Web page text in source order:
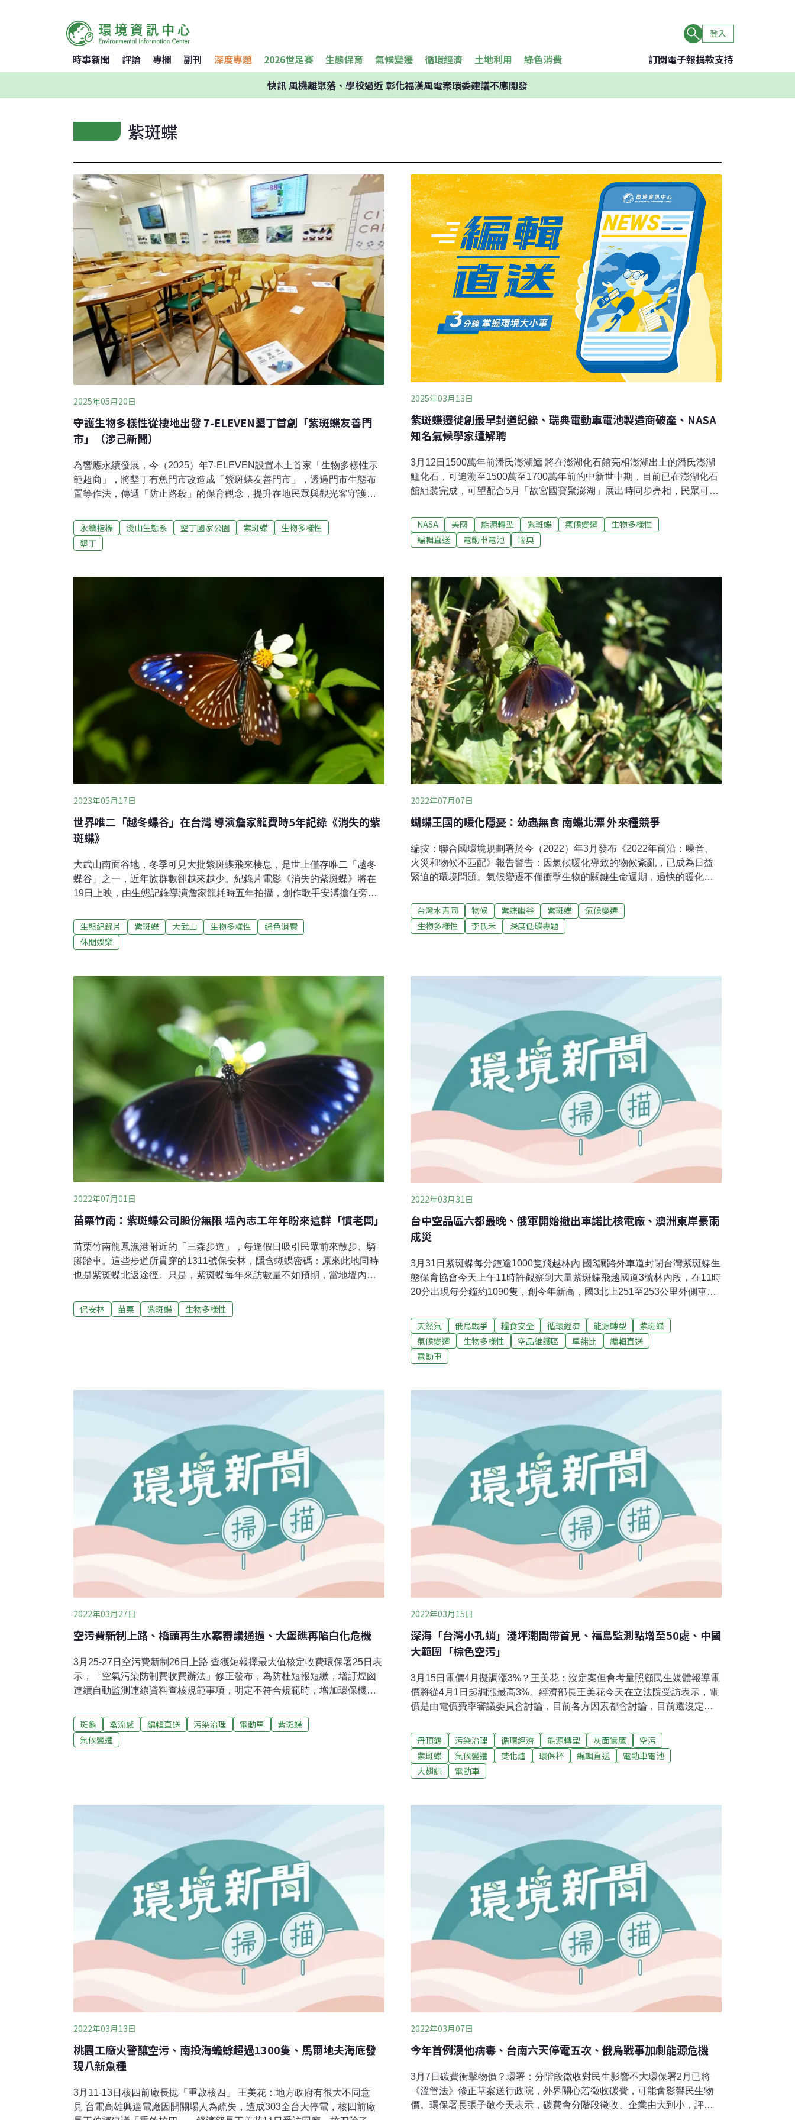
登入
時事新聞 評論 專欄 副刊 深度專題 2026世足賽 生態保育 氣候變遷 循環經濟 土地利用 綠色消費 訂閱電子報捐款支持
快訊風機離聚落、學校過近 彰化福漢風電案環委建議不應開發
紫斑蝶
2025年05月20日
守護生物多樣性從棲地出發 7-ELEVEN墾丁首創「紫斑蝶友善門
市」（涉己新聞）
為響應永續發展，今（2025）年7-ELEVEN設置本土首家「生物多樣性示
範超商」，將墾丁有魚門市改造成「紫斑蝶友善門市」，透過門市生態布
置等作法，傳遞「防止路殺」的保育觀念，提升在地民眾與觀光客守護紫
ELEVEN發佈新聞稿指出，根據台灣紫斑蝶生態保育協會資料，台灣紫斑
蝶為墾丁地區關注物種，每年5、6月為遷徙高峰，每分鐘會有逾千隻紫斑
蝶飛越馬路，若不加以保護，恐會導致路殺發生。而經過專業團隊的盤
地民眾與觀光客對守護紫斑蝶意識，7-ELEVEN將有魚門市改造成本土首
念。具體回應聯合國永續指標「SDG15陸域生態」，落實生物多樣性。7-E
永續指標 淺山生態系 墾丁國家公園 紫斑蝶
生物多樣性
墾丁
2025年03月13日
紫斑蝶遷徙創最早封道紀錄、瑞典電動車電池製造商破產、NASA
知名氣候學家遭解聘
3月12日1500萬年前潘氏澎湖鱷 將在澎湖化石館亮相澎湖出土的潘氏澎湖
鱷化石，可追溯至1500萬至1700萬年前的中新世中期，目前已在澎湖化石
館組裝完成，可望配合5月「故宮國寶聚澎湖」展出時同步亮相，民眾可一
每分鐘最多達696隻時節越接近清明節，也進入紫斑蝶遷徙季，而在雲林林
內的觸口，12日上午出現平均每分鐘319隻，甚至10時還達到每分鐘696
隻，是2025年以來的最大量。高公局也緊急將國道3號北上林內路段外側車
出沒，是否是棲地受到干擾，引發外界討論。（公視新聞網報導）
NASA 美國 能源轉型 紫斑蝶 氣候變遷
生物多樣性
編輯直送
電動車電池 瑞典
2023年05月17日
世界唯二「越冬蝶谷」在台灣 導演詹家龍費時5年記錄《消失的紫
斑蝶》
大武山南面谷地，冬季可見大批紫斑蝶飛來棲息，是世上僅存唯二「越冬
蝶谷」之一，近年族群數卻越來越少。紀錄片電影《消失的紫斑蝶》將在
19日上映，由生態記錄導演詹家龍耗時五年拍攝，創作歌手安溥擔任旁
紫斑蝶是台灣常見物種，卻像家人一樣易被忽視，不能等到快失去才採取
行動。世界唯二越冬蝴蝶族群已衰減 追蝶導演籲珍視消失中的紫斑蝶紫斑
蝶是台灣中低海拔常見的蝴蝶，前翅背面呈紫色，上頭的鱗片色彩會隨角
會一起飛往大武山南側避冬，是除了墨西哥帝王斑蝶外，僅存世上的「越
冬型蝴蝶」。但近年因人為開發及氣候變遷，紫斑蝶面臨生存危機，族群
數量大幅衰減。紀錄片電影《消失的紫斑蝶》19日在全台戲院上映，昨
（16）日舉辦特映會，詹家龍及來自聖露西亞的妻子、內政部長林右昌都
出席觀影，聖露西亞大使路易斯
生態紀錄片 紫斑蝶 大武山 生物多樣性
綠色消費
休閒娛樂
2022年07月07日
蝴蝶王國的暖化隱憂：幼蟲無食 南蝶北漂 外來種競爭
編按：聯合國環境規劃署於今（2022）年3月發布《2022年前沿：噪音、
火災和物候不匹配》報告警告：因氣候暖化導致的物候紊亂，已成為日益
緊迫的環境問題。氣候變遷不僅衝擊生物的關鍵生命週期，過快的暖化速
生產帶來影響。本「物候系列專欄」特邀各領域專家學者，介紹與說明台
灣當前面臨的物候變化。近年來，氣候變遷不僅是學術界關注的問題，也
是影響人類及萬物生息的因素。我們都能察覺和過去相比，氣候改變為現
少，分布擴大或萎縮等現象。氣候變遷下 蝶類遭遇受全球學界關注 向來受
台灣水青岡 物候 紫蝶幽谷 紫斑蝶
氣候變遷
生物多樣性
李氏禾 深度低碳專題
2022年07月01日
苗栗竹南：紫斑蝶公司股份無限 塭內志工年年盼來這群「慣老闆」
苗栗竹南龍鳳漁港附近的「三森步道」，每逢假日吸引民眾前來散步、騎
腳踏車。這些步道所貫穿的1311號保安林，隱含蝴蝶密碼：原來此地同時
也是紫斑蝶北返途徑。只是，紫斑蝶每年來訪數量不如預期，當地塭內社
說導覽的話題，少了紫斑蝶也使當地魅力大減。他們視紫斑蝶為老闆，紫
斑蝶企業儼然成形。「老闆走了，我們這些雇員就失業了！」苗栗縣竹南
蝶幼蟲寄主植物產卵，之後告終。新一代剛羽化的紫斑蝶在5至7月進行第
保安林 苗栗 紫斑蝶 生物多樣性
2022年03月31日
台中空品區六都最晚、俄軍開始撤出車諾比核電廠、澳洲東岸豪雨
成災
3月31日紫斑蝶每分鐘逾1000隻飛越林內 國3讓路外車道封閉台灣紫斑蝶生
態保育協會今天上午11時許觀察到大量紫斑蝶飛越國道3號林內段，在11時
20分出現每分鐘約1090隻，創今年新高，國3北上251至253公里外側車道
斑蝶北返繁殖，紫斑蝶數量突然暴增，國道3號251公里至253公里段緊急
封閉，並架設長約1.1公里、高約4公尺的護蝶網「讓道」。（中央社報
導）家戶廚餘桶免費送縣民 宜蘭推廚餘回收免分類宜蘭縣政府環保局發
現，家戶排出的垃圾中，仍有約15%廚餘；由於熟廚餘含有鹽分，若與垃
類，加上去年試營運迄今的宜蘭縣有機廢棄物處理廠，能同時處理生、熟
天然氣 俄烏戰爭 糧食安全 循環經濟 能源轉型
紫斑蝶
氣候變遷
生物多樣性 空品維護區 車諾比
編輯直送
電動車
2022年03月27日
空污費新制上路、橋頭再生水案審議通過、大堡礁再陷白化危機
3月25-27日空污費新制26日上路 查獲短報擇最大值核定收費環保署25日表
示，「空氣污染防制費收費辦法」修正發布，為防杜短報短繳，增訂煙囪
連續自動監測連線資料查核規範事項，明定不符合規範時，增加環保機關
空污費，可擇定最大值核定應繳空污費，新制26日上路。（中央社報導）
台灣專家至福島觀察核廢水 4月公布看法日本最快明年春天排放福島核電廠
核廢水，原能會25日表示，日本原子力規制委員會（NRA）已召開13次東
社、中央社報導）
斑龜 禽流感 編輯直送 污染治理 電動車
紫斑蝶
氣候變遷
2022年03月15日
深海「台灣小孔蛸」淺坪潮間帶首見、福島監測點增至50處、中國
大範圍「棕色空污」
3月15日電價4月擬調漲3%？王美花：沒定案但會考量照顧民生媒體報導電
價將從4月1日起調漲最高3%。經濟部長王美花今天在立法院受訪表示，電
價是由電價費率審議委員會討論，目前各方因素都會討論，目前還沒定
導向的製造業，民生及小店家不漲。工商協進會理事長林伯豐表示，穩定
供電下，調漲3%大家都可接受，但疑慮是未來綠電成本增加，是否會再調
漲？政府應給保證，明確告知產業「多久之前不會再漲電價」。（中央
社、自由財經報導）巴拿馬貨輪擱淺吉貝嶼5個月 預定5月上旬移除
丹頂鶴 污染治理 循環經濟 能源轉型 灰面鵟鷹
空污
紫斑蝶
氣候變遷 焚化爐 環保杯 編輯直送
電動車電池
大翅鯨
電動車
2022年03月13日
桃園工廠火警釀空污、南投海蟾蜍超過1300隻、馬爾地夫海底發
現八新魚種
3月11-13日核四前廠長拋「重啟核四」 王美花：地方政府有很大不同意
見 台電高雄興達電廠因開關場人為疏失，造成303全台大停電，核四前廠
2022年03月07日
今年首例漢他病毒、台南六天停電五次、俄烏戰事加劇能源危機
3月7日碳費衝擊物價？環署：分階段徵收對民生影響不大環保署2月已將
《溫管法》修正草案送行政院，外界關心若徵收碳費，可能會影響民生物
價。環保署長張子敬今天表示，碳費會分階段徵收、企業由大到小，評估